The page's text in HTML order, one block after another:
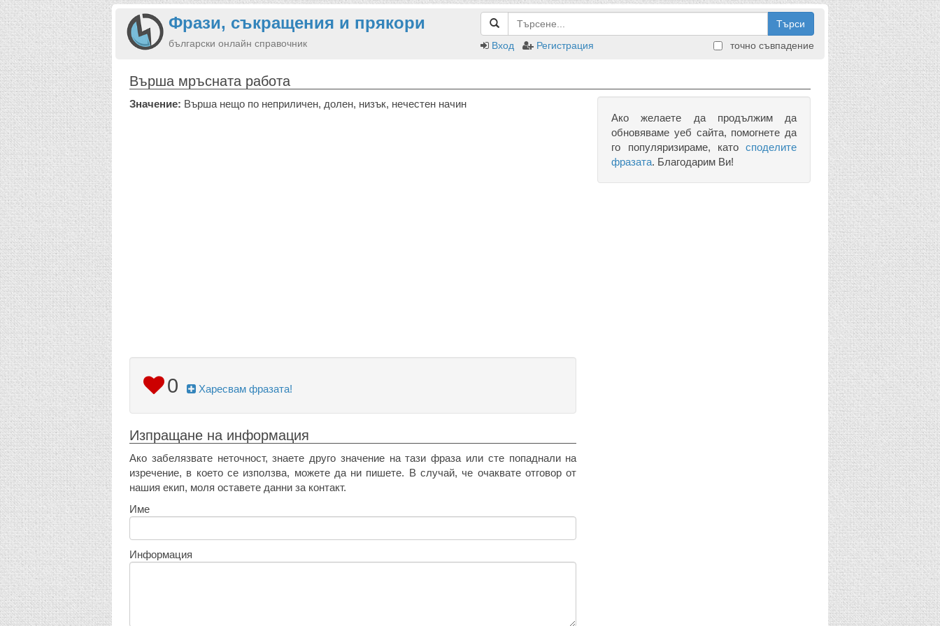
Фрази, съкращения и прякори
български онлайн справочник
Търси
Вход
Регистрация точно съвпадение
Върша мръсната работа
Значение: Върша нещо по неприличен, долен, низък, нечестен начин
0 Харесвам фразата!
Изпращане на информация
Ако забелязвате неточност, знаете друго значение на тази фраза или сте попаднали на
изречение, в което се използва, можете да ни пишете. В случай, че очаквате отговор от
нашия екип, моля оставете данни за контакт.
Име
Информация
Ако желаете да продължим да
обновяваме уеб сайта, помогнете да
го популяризираме, като споделите
фразата. Благодарим Ви!